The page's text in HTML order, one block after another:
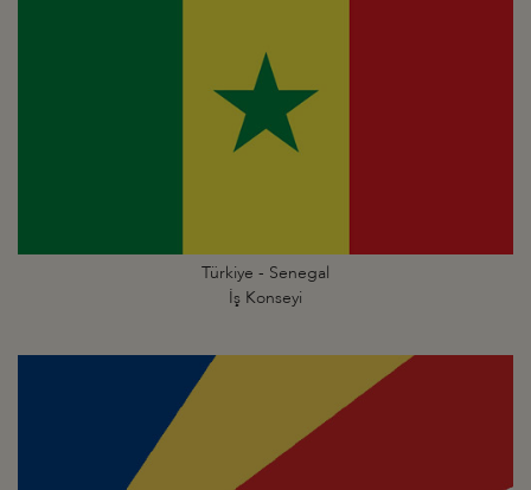
Türkiye - Senegal
İş Konseyi